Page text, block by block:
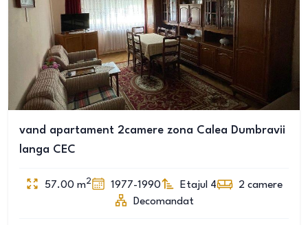
vand apartament 2camere zona Calea Dumbravii
langa CEC
57.00 m2 1977-1990 Etajul 4 2 camere
Decomandat